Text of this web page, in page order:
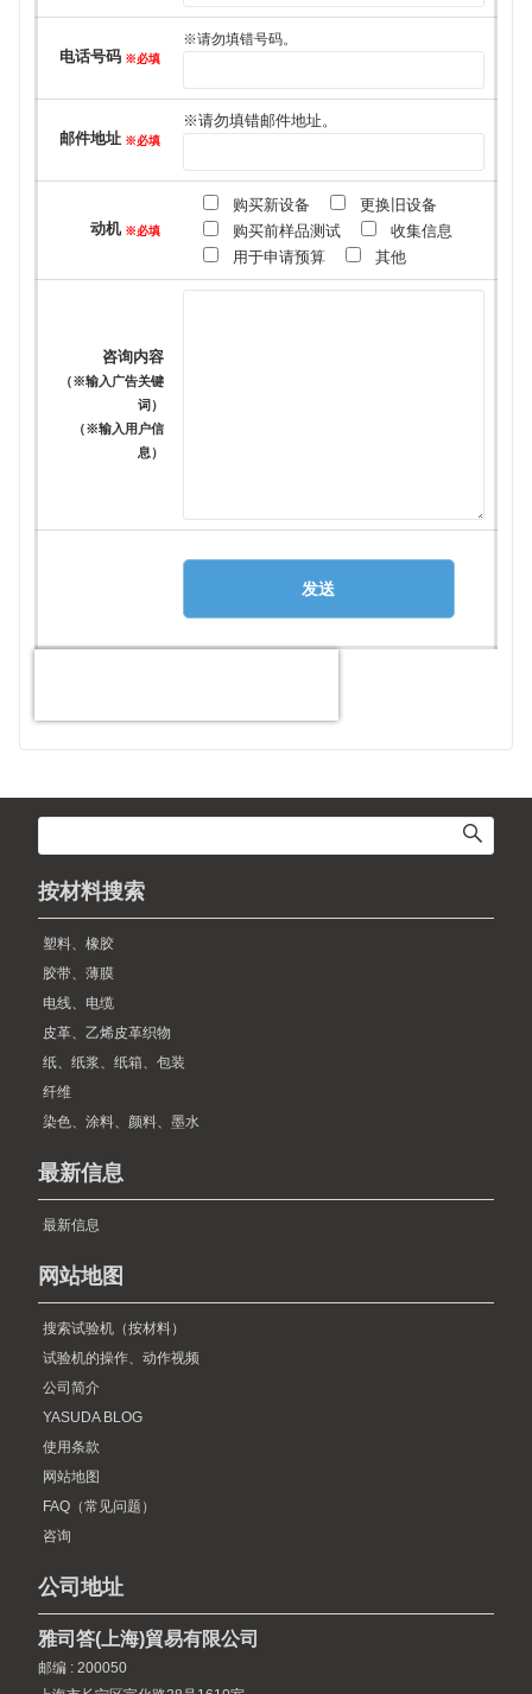
电话号码 ※必填
※请勿填错号码。
邮件地址 ※必填
※请勿填错邮件地址。
动机 ※必填
购买新设备
更换旧设备
购买前样品测试
收集信息
用于申请预算
其他
咨询内容
（※输入广告关键
词）
（※输入用户信
息）
按材料搜索
塑料、橡胶
胶带、薄膜
电线、电缆
皮革、乙烯皮革织物
纸、纸浆、纸箱、包装
纤维
染色、涂料、颜料、墨水
最新信息
最新信息
网站地图
搜索试验机（按材料）
试验机的操作、动作视频
公司简介
YASUDA BLOG
使用条款
网站地图
FAQ（常见问题）
咨询
公司地址
雅司答(上海)貿易有限公司
邮编 : 200050